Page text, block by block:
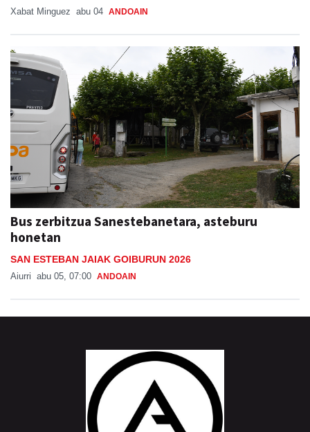
Xabat Minguez abu 04 ANDOAIN
Bus zerbitzua Sanestebanetara, asteburu
honetan
SAN ESTEBAN JAIAK GOIBURUN 2026
Aiurri abu 05, 07:00 ANDOAIN